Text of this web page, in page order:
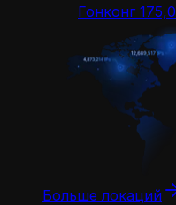
Гонконг
Больше локаций